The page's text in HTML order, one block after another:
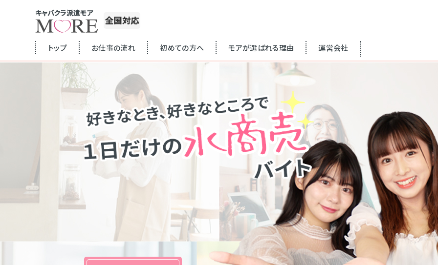
キャバクラ派遣モア
全国対応
トップ お仕事の流れ 初めての方へ モアが選ばれる理由 運営会社